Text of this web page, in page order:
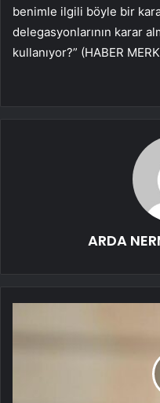
benimle ilgili böyle bir
delegasyonlarının karar
kullanıyor?” (HABER
ARDA